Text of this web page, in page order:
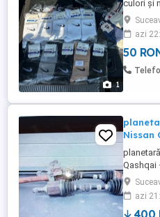
1
culori și
rezistent
serviciu
46 (sau
Culori:
azi
50
Nissan
Qashqai
azi
400